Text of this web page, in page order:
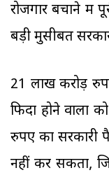
रोजगार बचाने में
बड़ी मुसीबत
21 लाख करोड़
फिदा होने वालों
रुपए का सरकारी
नहीं कर सकता,